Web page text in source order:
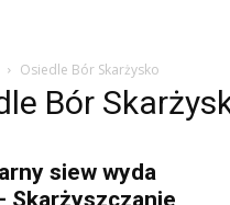
Osiedle Bór Skarżysko
Bór
siew wyda
Skarżyszczanie